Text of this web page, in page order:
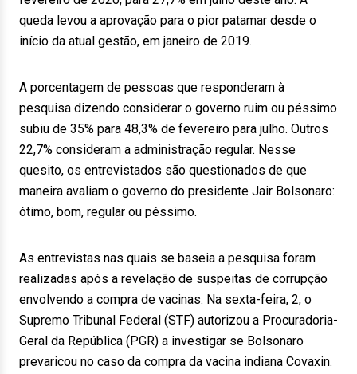
queda levou a aprovação para o pior patamar desde o
início da atual gestão, em janeiro de 2019.
A porcentagem de pessoas que responderam à
pesquisa dizendo considerar o governo ruim ou péssimo
subiu de 35% para 48,3% de fevereiro para julho. Outros
22,7% consideram a administração regular. Nesse
quesito, os entrevistados são questionados de que
maneira avaliam o governo do presidente Jair Bolsonaro:
ótimo, bom, regular ou péssimo.
As entrevistas nas quais se baseia a pesquisa foram
realizadas após a revelação de suspeitas de corrupção
envolvendo a compra de vacinas. Na sexta-feira, 2, o
Supremo Tribunal Federal (STF) autorizou a Procuradoria-
Geral da República (PGR) a investigar se Bolsonaro
prevaricou no caso da compra da vacina indiana Covaxin.